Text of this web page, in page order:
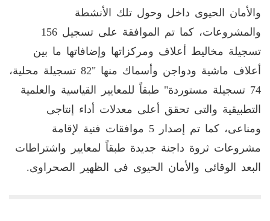
والأمان الحيوى داخل وحول تلك الأنشطة
والمشروعات، كما تم الموافقة على تسجيل 156
تسجيلة مخاليط أعلاف ومركزاتها وإضافاتها ما بين
أعلاف ماشية ودواجن وأسماك منها "82 تسجيلة محلية،
74 تسجيلة مستوردة" طبقاً للمعايير القياسية والعلمية
التطبيقية والتى تحقق أعلى معدلات أداء إنتاجى
ومناعى، كما تم إصدار 5 موافقات فنية لإقامة
مشروعات ثروة داجنة جديدة طبقاً لمعايير واشتراطات
البعد الوقائى والأمان الحيوى فى الظهير الصحراوى.